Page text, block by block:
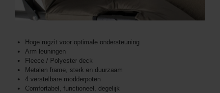
Hoge rugzit voor optimale ondersteuning
Arm leuningen
Fleece / Polyester deck
Metalen frame, sterk en duurzaam
4 verstelbare modderpoten
Comfortabel, functioneel, degelijk